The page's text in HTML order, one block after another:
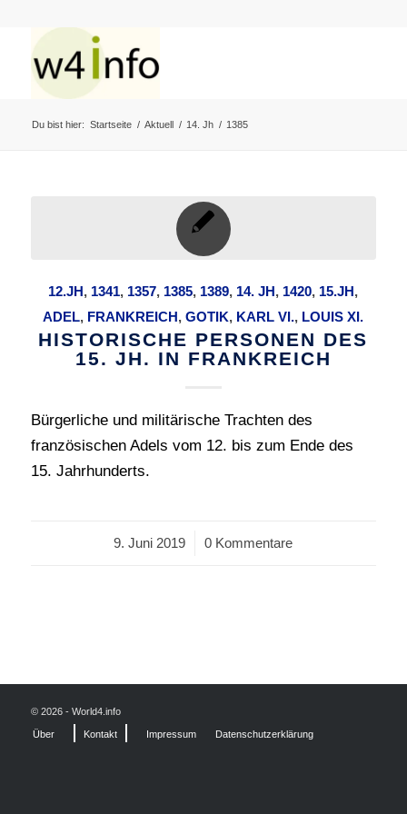
Du bist hier: Startseite / Aktuell / 14. Jh / 1385
12.JH, 1341, 1357, 1385, 1389, 14. JH, 1420, 15.JH,
ADEL, FRANKREICH,GOTIK, KARL VI., LOUIS XI.
HISTORISCHE PERSONEN DES
15. JH. IN FRANKREICH
Bürgerliche und militärische Trachten des
französischen Adels vom 12. bis zum Ende des
15. Jahrhunderts.
9. Juni 2019
/ 0 Kommentare
© 2026 - World4.info
Über Kontakt Impressum Datenschutzerklärung